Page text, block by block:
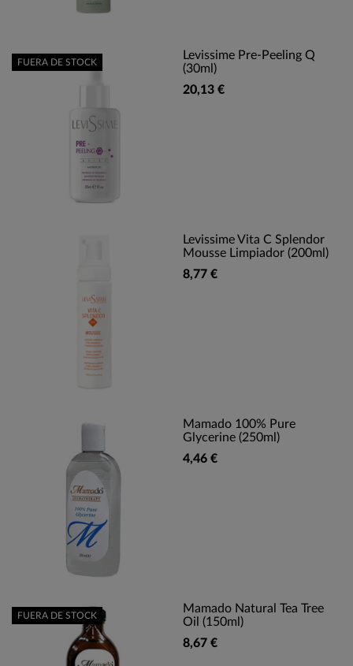
Levissime Pre-Peeling Q
(30ml)
20,13 €
FUERA DE STOCK
Levissime Vita C Splendor
Mousse Limpiador (200ml)
8,77 €
Mamado 100% Pure
Glycerine (250ml)
4,46 €
Mamado Natural Tea Tree
Oil (150ml)
8,67 €
FUERA DE STOCK